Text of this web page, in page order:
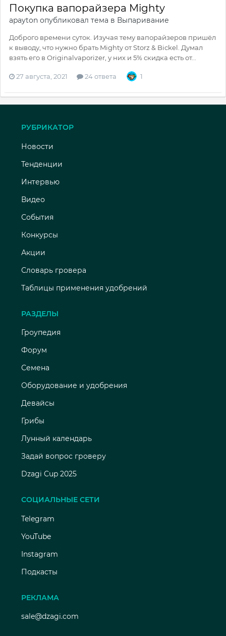
Покупка вапорайзера Mighty
apayton опубликовал тема в Выпаривание
Доброго времени суток. Изучая тему вапорайзеров пришёл
к выводу, что нужно брать Mighty от Storz & Bickel. Думал
взять его в Originalvaporizer, у них и 5% скидка есть от...
27 августа, 2021 24 ответа 1
РУБРИКАТОР
Новости
Тенденции
Интервью
Видео
События
Конкурсы
Акции
Словарь гровера
Таблицы применения удобрений
РАЗДЕЛЫ
Гроупедия
Форум
Семена
Оборудование и удобрения
Девайсы
Грибы
Лунный календарь
Задай вопрос гроверу
Dzagi Cup 2025
СОЦИАЛЬНЫЕ СЕТИ
Telegram
YouTube
Instagram
Подкасты
РЕКЛАМА
sale@dzagi.com